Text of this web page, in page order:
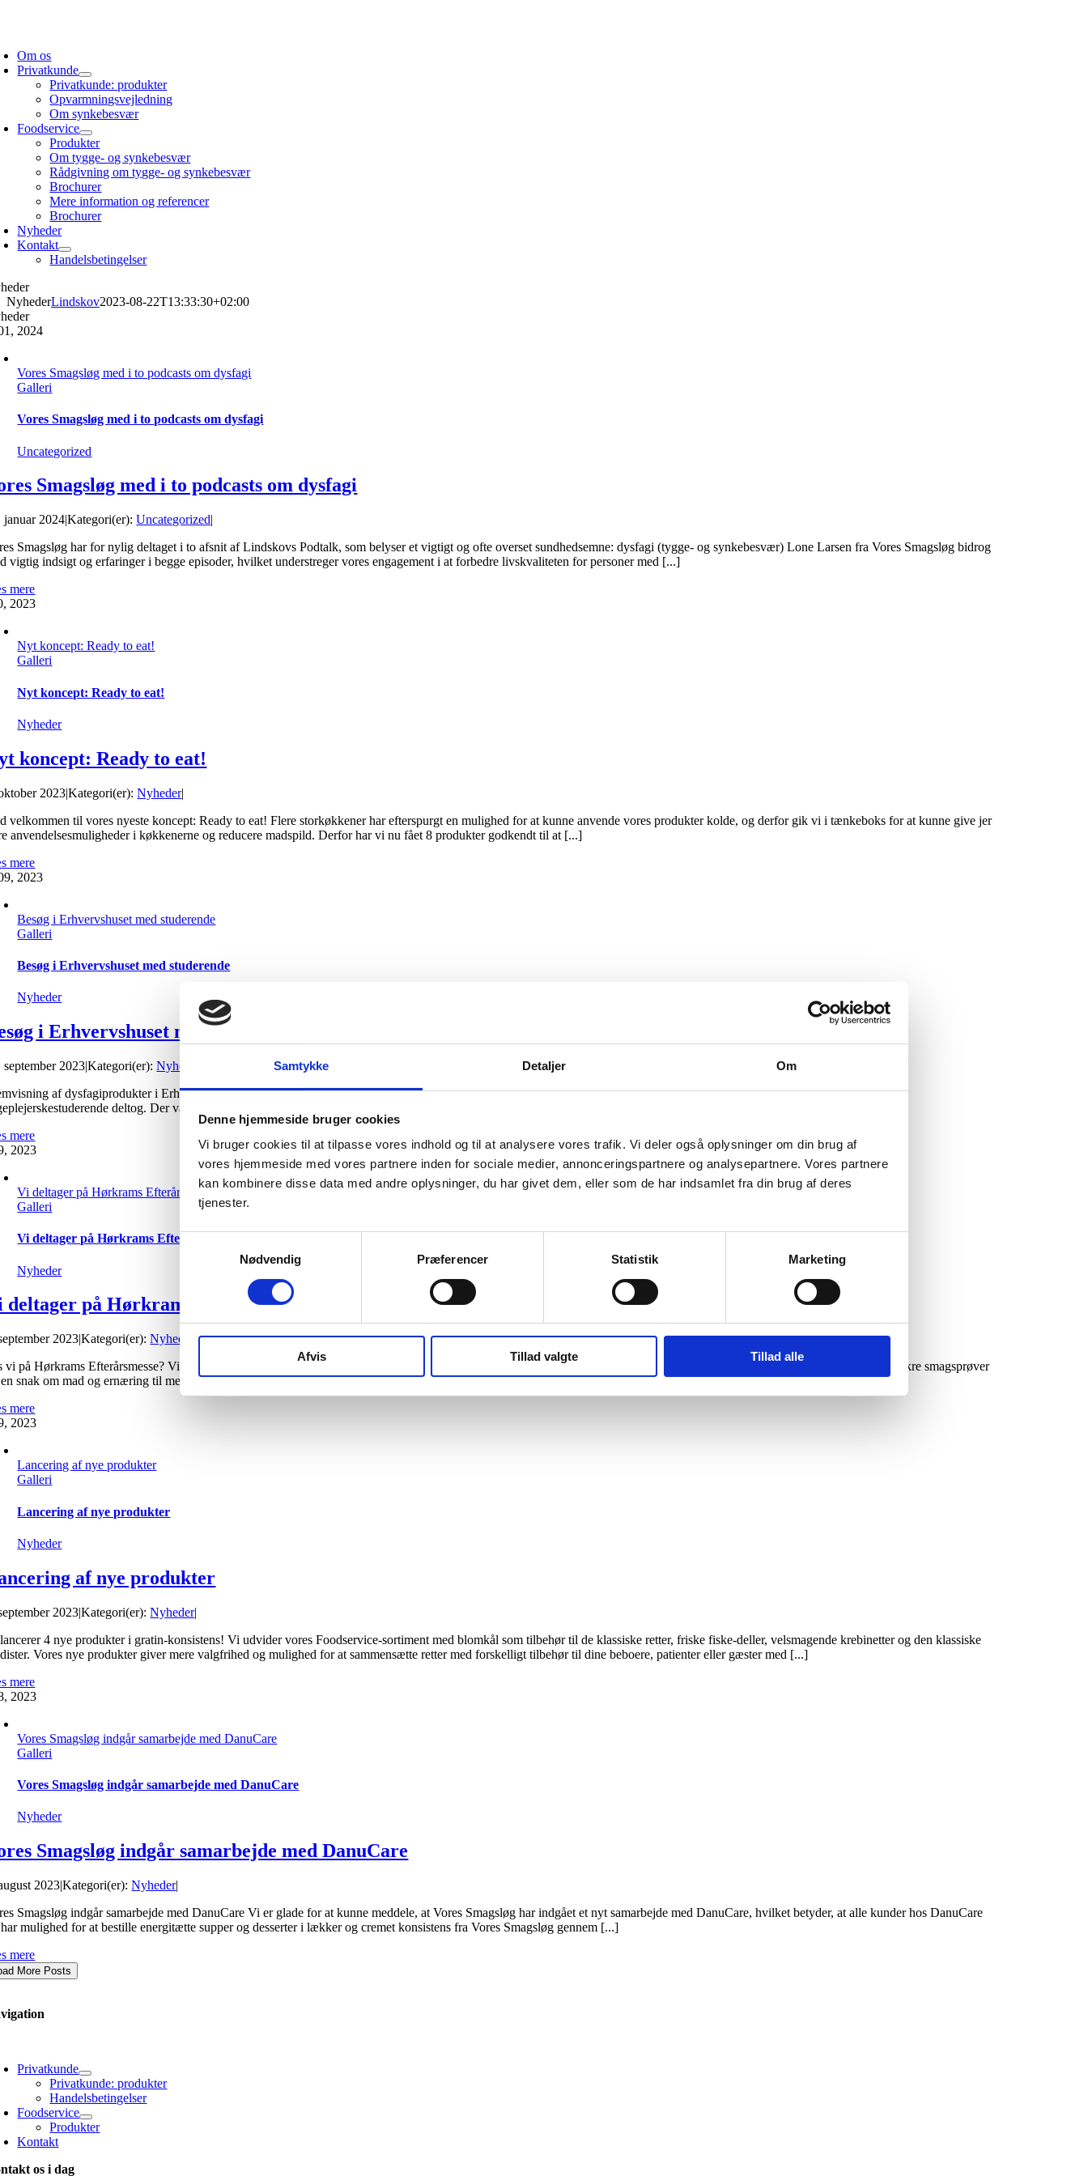
Samtykke Detaljer Om
Denne hjemmeside bruger cookies
Vi bruger cookies til at tilpasse vores indhold og til at analysere vores trafik. Vi deler også oplysninger om din brug af
vores hjemmeside med vores partnere inden for sociale medier, annonceringspartnere og analysepartnere. Vores partnere
kan kombinere disse data med andre oplysninger, du har givet dem, eller som de har indsamlet fra din brug af deres
tjenester.
Samtykkevalg
Nødvendig
Præferencer Statistik Marketing
Afvis Tillad valgte Tillad alle
Om os
Privatkunde
Privatkunde: produkter
Opvarmningsvejledning
Om synkebesvær
Foodservice
Produkter
Om tygge- og synkebesvær
Rådgivning om tygge- og synkebesvær
Brochurer
Mere information og referencer
Brochurer
Nyheder
Kontakt
Handelsbetingelser
NyhederLindskov2023-08-22T13:33:30+02:00
2024
Vores Smagsløg med i to podcasts om dysfagi
Galleri
Vores Smagsløg med i to podcasts om dysfagi
Uncategorized
Smagsløg med i to podcasts om dysfagi
januar 2024|Kategori(er):Uncategorized|
Smagsløg har for nylig deltaget i to afsnit af Lindskovs Podtalk, som belyser et vigtigt og ofte overset sundhedsemne: dysfagi (tygge- og synkebesvær) Lone Larsen fra Vores Smagsløg bidrog
vigtig indsigt og erfaringer i begge episoder, hvilket understreger vores engagement i at forbedre livskvaliteten for personer med [...]
mere
2023
Nyt koncept: Ready to eat!
Galleri
Nyt koncept: Ready to eat!
Nyheder
koncept: Ready to eat!
2023|Kategori(er):Nyheder|
velkommen til vores nyeste koncept: Ready to eat! Flere storkøkkener har efterspurgt en mulighed for at kunne anvende vores produkter kolde, og derfor gik vi i tænkeboks for at kunne give jer
anvendelsesmuligheder i køkkenerne og reducere madspild. Derfor har vi nu fået 8 produkter godkendt til at [...]
mere
2023
Besøg i Erhvervshuset med studerende
Galleri
Besøg i Erhvervshuset med studerende
Nyheder
i Erhvervshuset med studerende
september 2023|Kategori(er):Nyheder
af dysfagiprodukter i Erhvervshuset Torsdag den 21/9 var vi ude og fortælle om vores produkt til studerende fra Københavns Professionshøjskole, hvor hovedsageligt
deltog. Der var heldigvis stor begejstring for vores produkter og mange gode ideer til, hvordan vi kan få spredt det gode budskab om at synkevenlig [...]
mere
2023
Vi deltager på Hørkrams Efterårsmesse
Galleri
Vi deltager på Hørkrams Efterårsmesse
Nyheder
deltager på Hørkrams Efterårsmesse
2023|Kategori(er):Nyheder
vi på Hørkrams Efterårsmesse? Vi er meget glade for at meddele, at vi deltager i Hørkrams Efterårsmesse i Fredericia d. 4. og 5. oktober. Vi vil have en stand, hvor vi tilbyder lækre smagsprøver
snak om mad og ernæring til mennesker med dysfagi. Ses vi? [...]
mere
2023
Lancering af nye produkter
Galleri
Lancering af nye produkter
Nyheder
af nye produkter
2023|Kategori(er):Nyheder|
4 nye produkter i gratin-konsistens! Vi udvider vores Foodservice-sortiment med blomkål som tilbehør til de klassiske retter, friske fiske-deller, velsmagende krebinetter og den klassiske
Vores nye produkter giver mere valgfrihed og mulighed for at sammensætte retter med forskelligt tilbehør til dine beboere, patienter eller gæster med [...]
mere
2023
Vores Smagsløg indgår samarbejde med DanuCare
Galleri
Vores Smagsløg indgår samarbejde med DanuCare
Nyheder
Smagsløg indgår samarbejde med DanuCare
2023|Kategori(er):Nyheder|
Smagsløg indgår samarbejde med DanuCare Vi er glade for at kunne meddele, at Vores Smagsløg har indgået et nyt samarbejde med DanuCare, hvilket betyder, at alle kunder hos DanuCare
mulighed for at bestille energitætte supper og desserter i lækker og cremet konsistens fra Vores Smagsløg gennem [...]
mere
More Posts
Privatkunde
Privatkunde: produkter
Handelsbetingelser
Foodservice
Produkter
Kontakt
os i dag